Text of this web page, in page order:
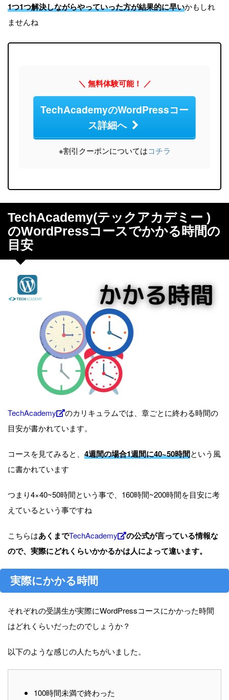
1つ1つ解決しながらやっていった方が結果的に早いかもしれ
ませんね
＼ 無料体験可能！ ／
TechAcademyのWordPressコー
ス詳細へ
※割引クーポンについてはコチラ
TechAcademy(テックアカデミー )
のWordPressコースでかかる時間の
目安
TechAcademy
のカリキュラムでは、章ごとに終わる時間の
目安が書かれています。
コースを見てみると、 4週間の場合1週間に40~50時間という風
に書かれています
つまり4×40~50時間という事で、160時間~200時間を目安に考
えているという事ですね
こちらはあくまでTechAcademy
の公式が言っている情報な
ので、実際にどれくらいかかるかは人によって違います。
実際にかかる時間
それぞれの受講生が実際にWordPressコースにかかった時間
はどれくらいだったのでしょうか？
以下のような感じの人たちがいました。
100時間未満で終わった